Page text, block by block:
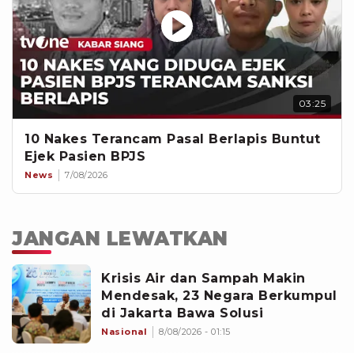
03:25
10 Nakes Terancam Pasal Berlapis Buntut
Ejek Pasien BPJS
News 7/08/2026
JANGAN LEWATKAN
Krisis Air dan Sampah Makin
Mendesak, 23 Negara Berkumpul
di Jakarta Bawa Solusi
Nasional 8/08/2026 - 01:15